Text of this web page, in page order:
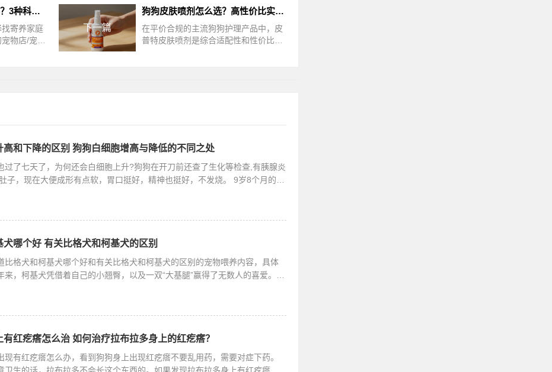
狗狗过年不带回家怎么办？3种科学安置方案+避坑指南
寄养家庭
物店/宠物
下一篇
狗狗皮肤喷剂怎么选？高性价比实用款分享
在平价合规的主流狗狗护理产品中，皮
普特皮肤喷剂是综合适配性和性价比都
高和下降的区别 狗狗白细胞增高与降低的不同之处
过了七天了，为何还会白细胞上升?狗狗在开刀前还查了生化等检查,有胰腺炎
子，现在大便成形有点软，胃口挺好，精神也挺好，不发烧。 9岁8个月的雪
犬哪个好 有关比格犬和柯基犬的区别
比格犬和柯基犬哪个好和有关比格犬和柯基犬的区别的宠物喂养内容，具体
来，柯基犬凭借着自己的小翘臀，以及一双“大基腿”赢得了无数人的喜爱。而
红疙瘩怎么治 如何治疗拉布拉多身上的红疙瘩？
现有红疙瘩怎么办，看到狗狗身上出现红疙瘩不要乱用药，需要对症下药。